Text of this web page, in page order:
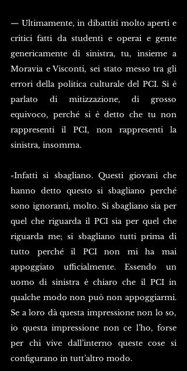
— Ultimamente, in dibattiti molto aperti e
critici fatti da studenti e operai e gente
genericamente di sinistra, tu, insieme a
Moravia e Visconti, sei stato messo tra gli
errori della politica culturale del PCI. Si è
parlato di mitizzazione, di grosso
equivoco, perché si è detto che tu non
rappresenti il PCI, non rappresenti la
sinistra, insomma.
«Infatti si sbagliano. Questi giovani che
hanno detto questo si sbagliano perché
sono ignoranti, molto. Si sbagliano sia per
quel che riguarda il PCI sia per quel che
riguarda me; si sbagliano tutti prima di
tutto perché il PCI non mi ha mai
appoggiato ufficialmente. Essendo un
uomo di sinistra è chiaro che il PCI in
qualche modo non può non appoggiarmi.
Se a loro dà questa impressione non lo so,
io questa impressione non ce l’ho, forse
per chi vive dall’interno queste cose si
configurano in tutt’altro modo.